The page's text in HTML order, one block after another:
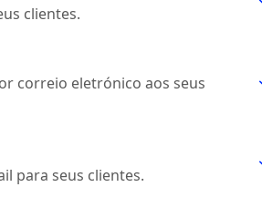
clientes.
correio eletrónico aos seus
para seus clientes.